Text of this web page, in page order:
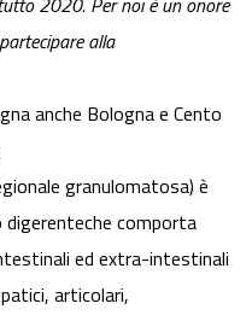
alla
anche Bologna e Cento
granulomatosa) è
digerenteche comporta
ed extra-intestinali
articolari,